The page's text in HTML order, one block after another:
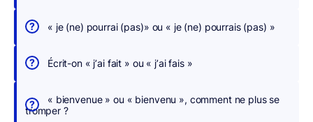
h
r
h
e
« je (ne) pourrai (pas)» ou « je (ne) pourrais (pas) »
Écrit-on « j’ai fait » ou « j’ai fais »
« bienvenue » ou « bienvenu », comment ne plus se
tromper ?